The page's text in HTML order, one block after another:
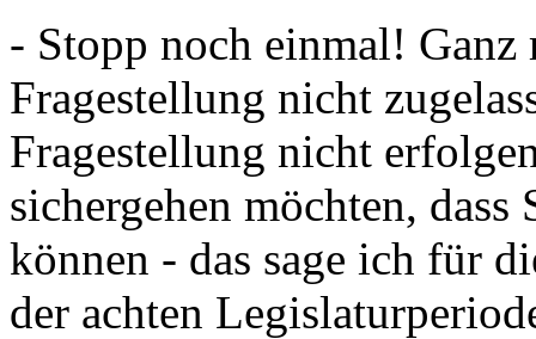
- Stopp noch einmal!
Fragestellung nicht
Fragestellung nicht
sichergehen möchten, dass
können - das sage ich für
der achten